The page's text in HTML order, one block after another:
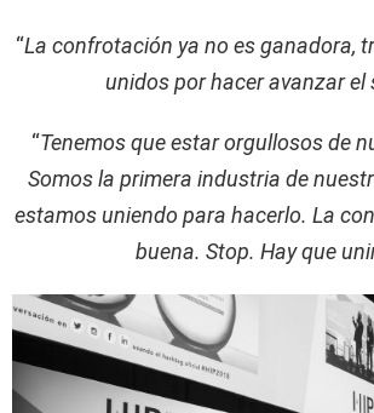
“La confrotación ya no es ganadora,
unidos por hacer avanzar el
“Tenemos que estar orgullosos de
Somos la primera industria de
estamos uniendo para hacerlo. La
buena. Stop. Hay que